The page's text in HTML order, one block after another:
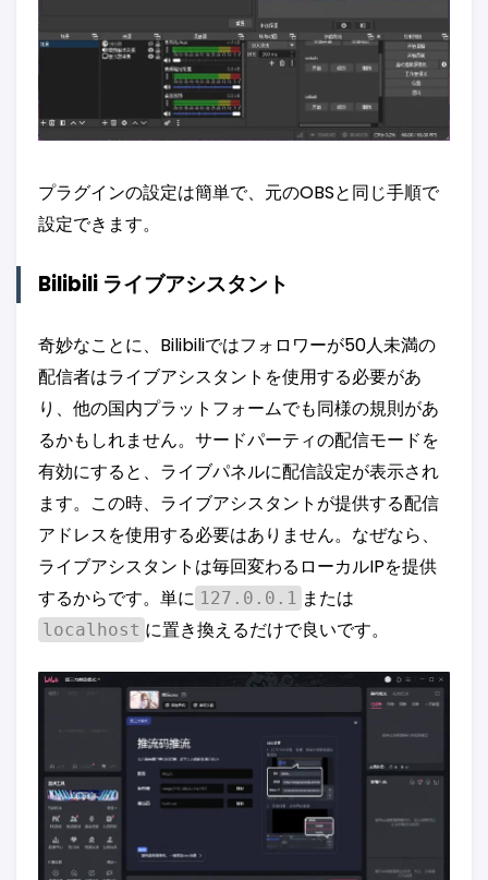
プラグインの設定は簡単で、元のOBSと同じ手順で
設定できます。
Bilibili ライブアシスタント
奇妙なことに、Bilibiliではフォロワーが50人未満の
配信者はライブアシスタントを使用する必要があ
り、他の国内プラットフォームでも同様の規則があ
るかもしれません。サードパーティの配信モードを
有効にすると、ライブパネルに配信設定が表示され
ます。この時、ライブアシスタントが提供する配信
アドレスを使用する必要はありません。なぜなら、
ライブアシスタントは毎回変わるローカルIPを提供
するからです。単に 127.0.0.1 または
localhost に置き換えるだけで良いです。